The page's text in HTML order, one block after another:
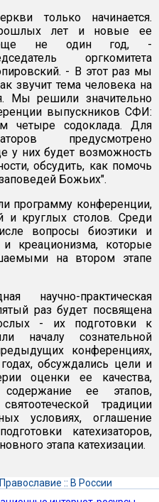
только начинается.
лет и новые ее
еще не один год, -
оргкомитета
- В этот раз мы
звучит тема человека на
Мы решили значительно
выпускников СФИ:
четыре содоклада. Для
предусмотрено
у них будет возможность
обсудить, как помочь
Божьих".
программу конференции,
и круглых столов. Среди
вопросы биоэтики и
креационизма, которые
на втором этапе
научно-практическая
раз будет посвящена
- их подготовки к
началу сознательной
конференциях,
обсуждались цели и
оценки ее качества,
ее этапов,
традиции
условиях, оглашение
катехизаторов,
этапа катехизации.
Православие :: В России